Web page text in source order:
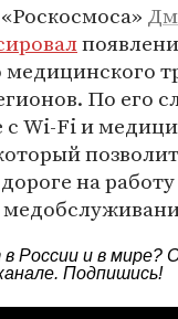
медицинского
По его
с Wi-Fi и
на
России и в мире?
. Подпишись!